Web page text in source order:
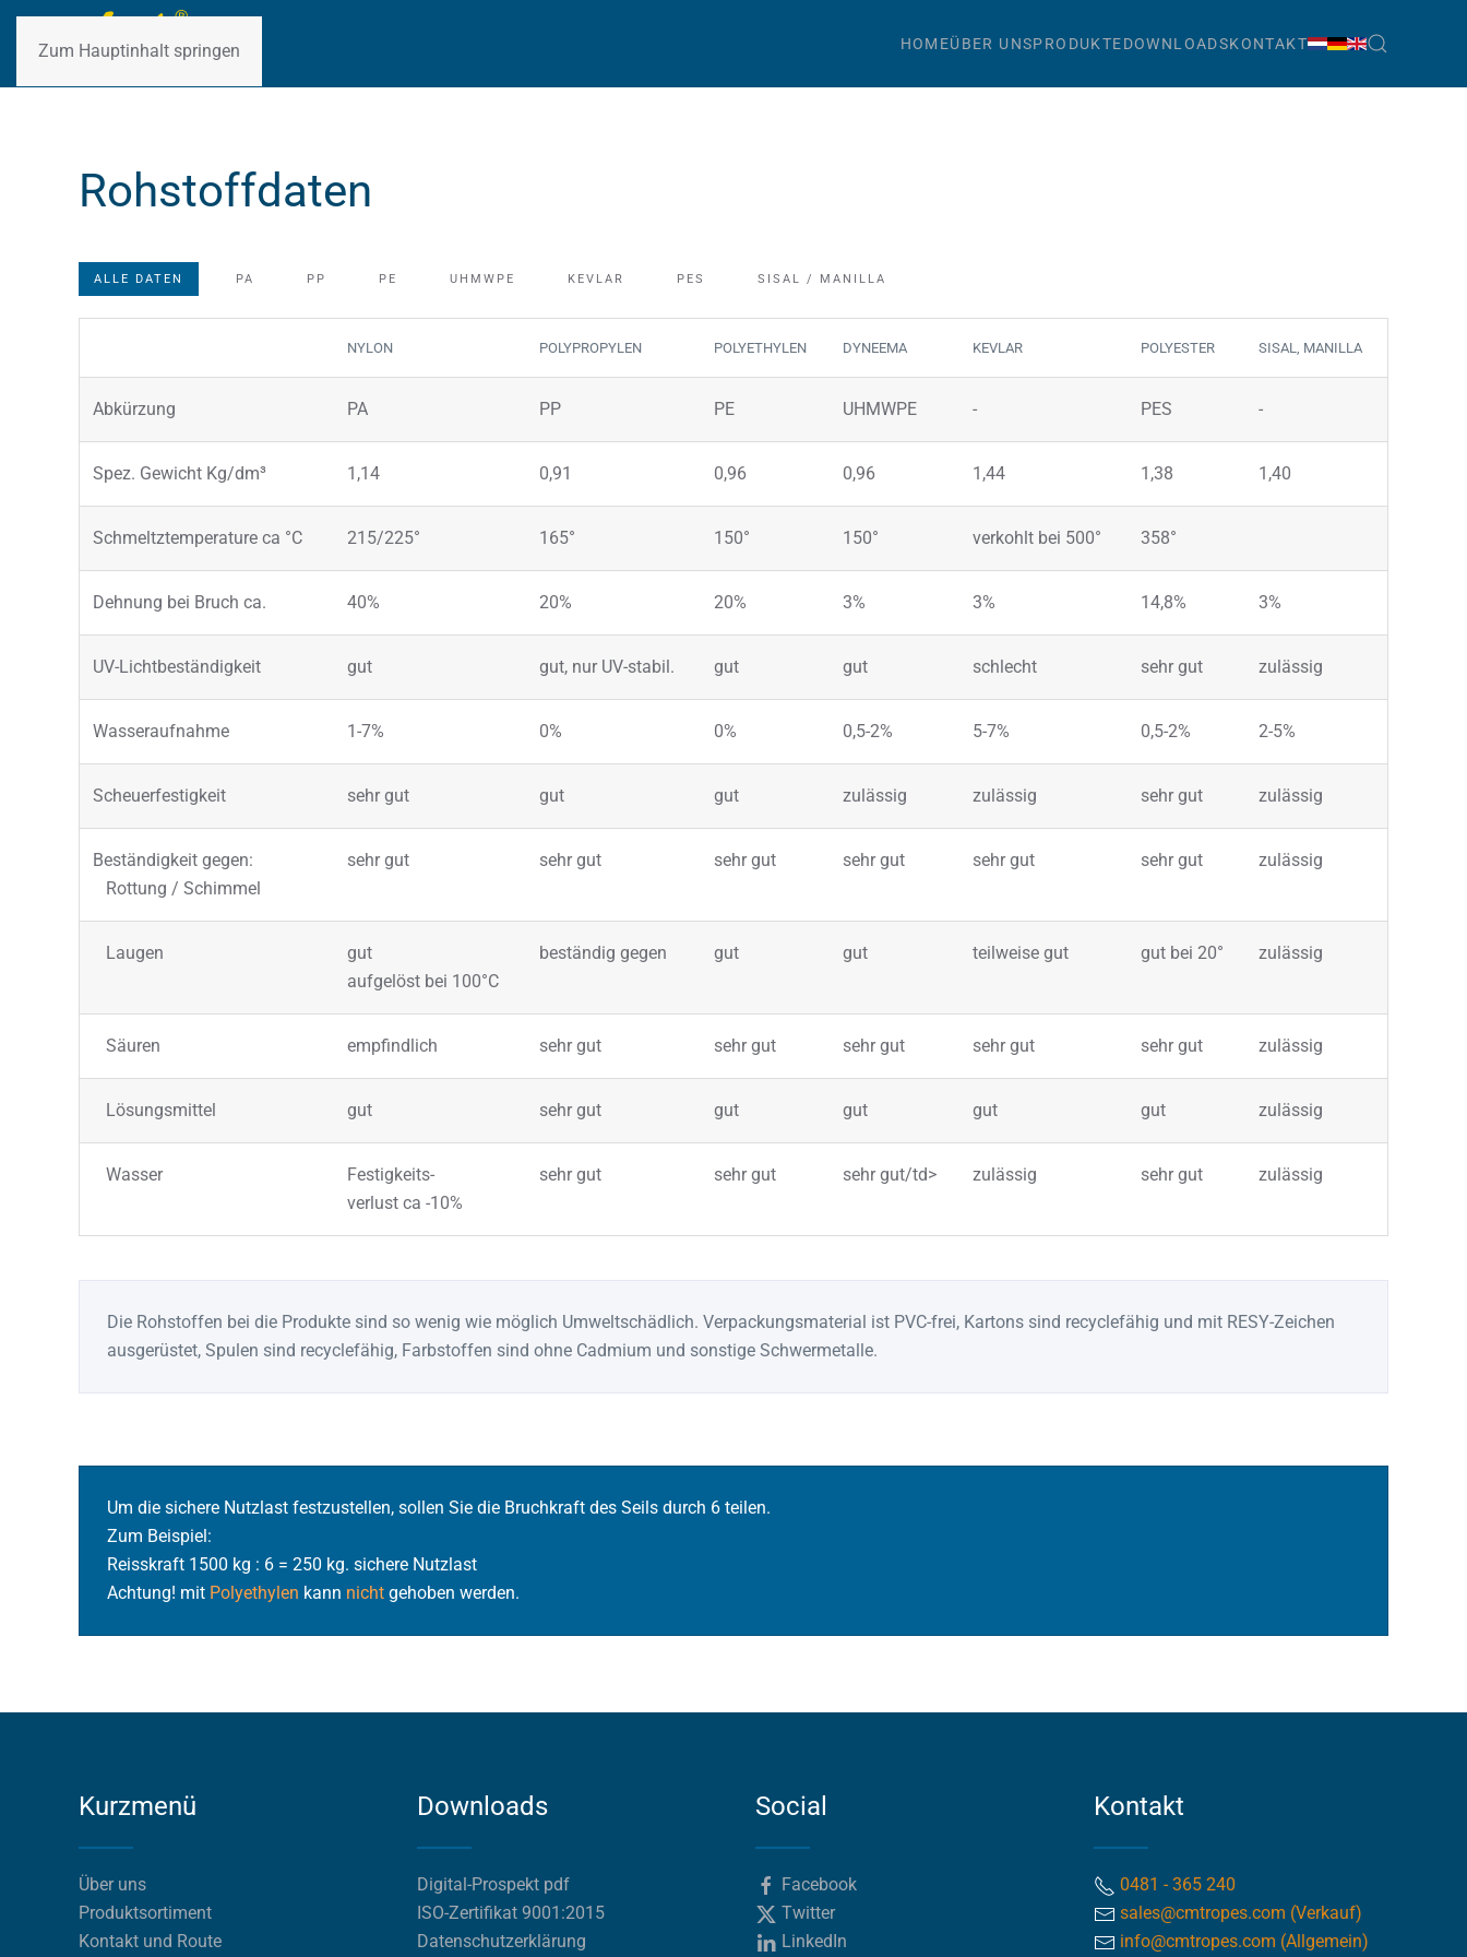
Zum Hauptinhalt springen HOMEÜBER UNSPRODUKTEDOWNLOADSKONTAKT
Rohstoffdaten
ALLE DATEN PA PP PE UHMWPE KEVLAR PES SISAL / MANILLA
NYLON POLYPROPYLEN POLYETHYLEN DYNEEMA KEVLAR POLYESTER SISAL, MANILLA
Abkürzung PA PP PE UHMWPE - PES -
Spez. Gewicht Kg/dm³ 1,14 0,91 0,96 0,96 1,44 1,38 1,40
Schmeltztemperature ca °C 215/225° 165° 150° 150° verkohlt bei 500° 358°
Dehnung bei Bruch ca. 40% 20% 20% 3% 3% 14,8% 3%
UV-Lichtbeständigkeit gut gut, nur UV-stabil. gut gut schlecht sehr gut zulässig
Wasseraufnahme 1-7% 0% 0% 0,5-2% 5-7% 0,5-2% 2-5%
Scheuerfestigkeit sehr gut gut gut zulässig zulässig sehr gut zulässig
Beständigkeit gegen:
Rottung / Schimmel
sehr gut sehr gut sehr gut sehr gut sehr gut sehr gut zulässig
Laugen
gut
aufgelöst bei 100°C
beständig gegen gut gut teilweise gut gut bei 20° zulässig
Säuren empfindlich sehr gut sehr gut sehr gut sehr gut sehr gut zulässig
Lösungsmittel gut sehr gut gut gut gut gut zulässig
Wasser
Festigkeits-
verlust ca -10%
sehr gut sehr gut sehr gut/td> zulässig sehr gut zulässig
Die Rohstoffen bei die Produkte sind so wenig wie möglich Umweltschädlich. Verpackungsmaterial ist PVC-frei, Kartons sind recyclefähig und mit RESY-Zeichen
ausgerüstet, Spulen sind recyclefähig, Farbstoffen sind ohne Cadmium und sonstige Schwermetalle.
Um die sichere Nutzlast festzustellen, sollen Sie die Bruchkraft des Seils durch 6 teilen.
Zum Beispiel:
Reisskraft 1500 kg : 6 = 250 kg. sichere Nutzlast
Achtung! mit Polyethylen kann nicht gehoben werden.
Kurzmenü
Über uns
Produktsortiment
Kontakt und Route
Downloads
Digital-Prospekt pdf
ISO-Zertifikat 9001:2015
Datenschutzerklärung
Social
Facebook
Twitter
LinkedIn
Kontakt
0481 - 365 240
sales@cmtropes.com (Verkauf)
info@cmtropes.com (Allgemein)